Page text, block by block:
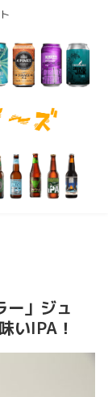
ー」ジュ
いIPA！